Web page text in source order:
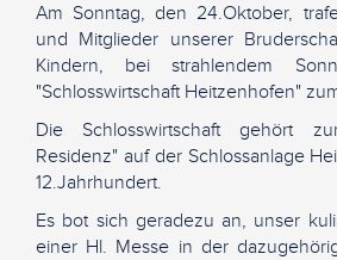
Am Sonntag, den 24.Oktober,
und Mitglieder unserer
Kindern, bei strahlendem
"Schlosswirtschaft Heitzenhofen"
Die Schlosswirtschaft gehört
Residenz" auf der Schlossanlage
12.Jahrhundert.
Es bot sich geradezu an, unser
einer Hl. Messe in der